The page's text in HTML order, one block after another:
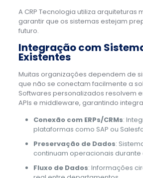
A CRP Tecnologia utiliza arquiteturas
garantir que os sistemas estejam
futuro.
Integração com
Existentes
Muitas organizações dependem de
que não se conectam facilmente a
Softwares personalizados resolvem
APIs e middleware, garantindo
Conexão com ERPs/CRMs:
plataformas como SAP ou
Preservação de Dados:
continuam operacionais durante
Fluxo de Dados: Informações